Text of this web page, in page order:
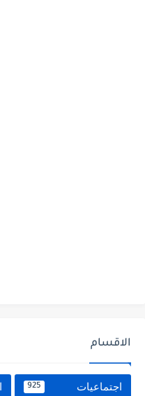
الاقسام
اجتماعيات 925